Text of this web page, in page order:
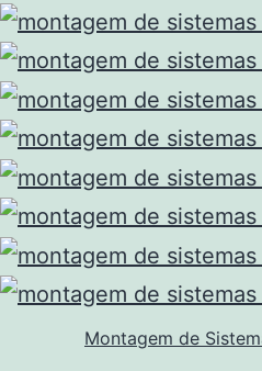
Montagem de